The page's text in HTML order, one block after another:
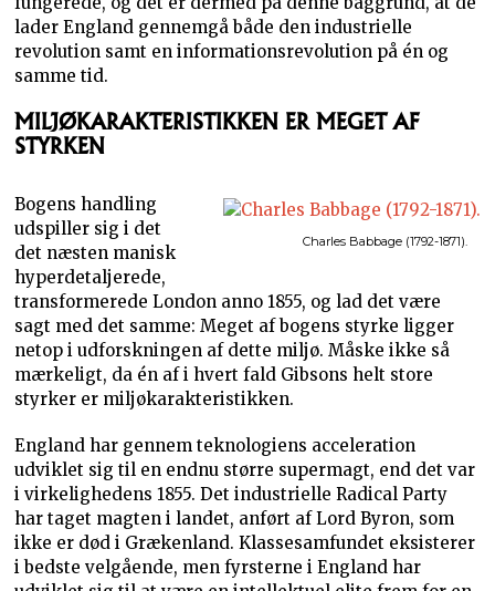
lader England gennemgå både den industrielle
revolution samt en informationsrevolution på én og
samme tid.
MILJØKARAKTERISTIKKEN ER MEGET AF
STYRKEN
Charles Babbage (1792-1871).
Bogens handling
udspiller sig i det
det næsten manisk
hyperdetaljerede,
transformerede London anno 1855, og lad det være
sagt med det samme: Meget af bogens styrke ligger
netop i udforskningen af dette miljø. Måske ikke så
mærkeligt, da én af i hvert fald Gibsons helt store
styrker er miljøkarakteristikken.
England har gennem teknologiens acceleration
udviklet sig til en endnu større supermagt, end det var
i virkelighedens 1855. Det industrielle Radical Party
har taget magten i landet, anført af Lord Byron, som
ikke er død i Grækenland. Klassesamfundet eksisterer
i bedste velgående, men fyrsterne i England har